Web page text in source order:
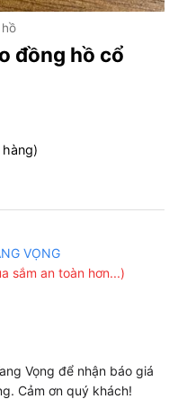
đồng hồ cổ
VỌNG
sắm an toàn hơn...)
Vọng để nhận báo giá
Cảm ơn quý khách!